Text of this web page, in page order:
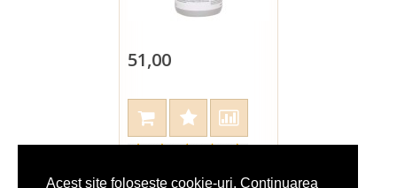
Acest site foloseste cookie-uri. Continuarea
51,00